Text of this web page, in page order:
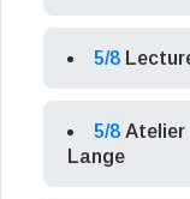
5/8
5/8 Atelier
Lange